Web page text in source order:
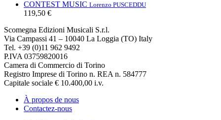
CONTEST MUSIC Lorenzo PUSCEDDU
119,50 €
Scomegna Edizioni Musicali S.r.l.
Via Campassi 41 – 10040 La Loggia (TO) Italy
Tel. +39 (0)11 962 9492
P.IVA 03759820016
Camera di Commercio di Torino
Registro Imprese di Torino n. REA n. 584777
Capitale sociale € 10.400,00 i.v.
À propos de nous
Contactez-nous